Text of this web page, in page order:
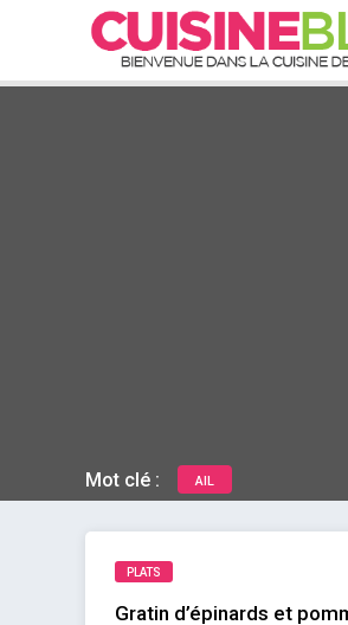
Mot clé : AIL
PLATS
Gratin d’épinards et